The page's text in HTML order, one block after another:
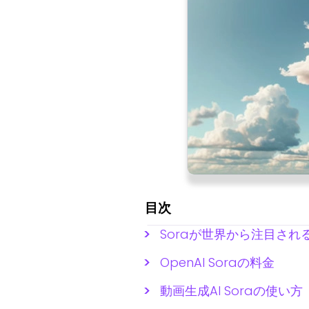
目次
Soraが世界から注目され
OpenAI Soraの料金
動画生成AI Soraの使い方